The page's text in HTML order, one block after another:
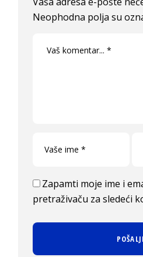
Neophodna polja su
Zapamti moje ime i
pretraživaču za sledeći